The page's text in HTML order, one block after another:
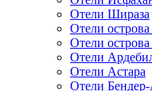
Отели Шираза
Отели
Отели
Отели
Отели Астара
Отели